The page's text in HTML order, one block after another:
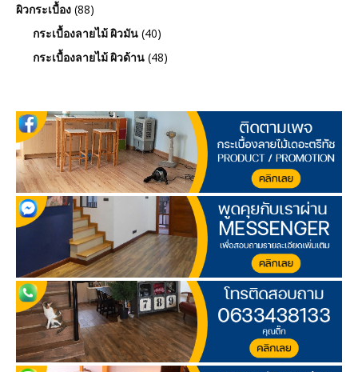
ผิวกระเบื้อง (88)
กระเบื้องลายไม้ ผิวมัน (40)
กระเบื้องลายไม้ ผิวด้าน (48)